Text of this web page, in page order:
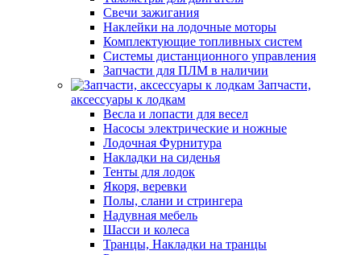
Свечи зажигания
Наклейки на лодочные моторы
Комплектующие топливных систем
Системы дистанционного управления
Запчасти для ПЛМ в наличии
Запчасти,
аксессуары к лодкам
Весла и лопасти для весел
Насосы электрические и ножные
Лодочная Фурнитура
Накладки на сиденья
Тенты для лодок
Якоря, веревки
Полы, слани и стрингера
Надувная мебель
Шасси и колеса
Транцы, Накладки на транцы